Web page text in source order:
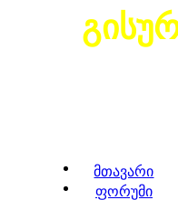
მთავარი
ფორუმი